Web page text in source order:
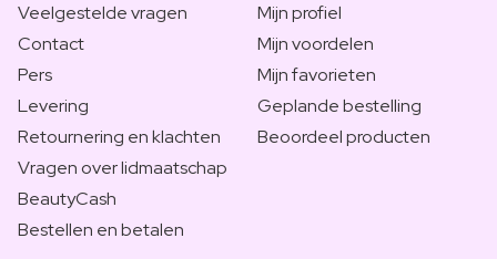
Veelgestelde vragen
Contact
Pers
Levering
Retournering en klachten
Vragen over lidmaatschap
BeautyCash
Bestellen en betalen
Mijn profiel
Mijn voordelen
Mijn favorieten
Geplande bestelling
Beoordeel producten